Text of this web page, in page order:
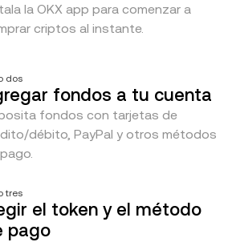
la OKX app para comenzar a
criptos al instante.
dos
fondos a tu cuenta
fondos con tarjetas de
débito, PayPal y otros métodos
tres
el token y el método
pago